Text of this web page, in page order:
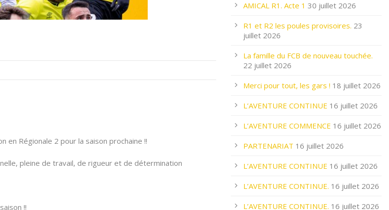
en Régionale 2 pour la saison prochaine !!
pleine de travail, de rigueur et de détermination
!!
AMICAL R1. Acte 1 30 juillet 2026
R1 et R2 les poules provisoires. 23
juillet 2026
La famille du FCB de nouveau touchée.
22 juillet 2026
Merci pour tout, les gars ! 18 juillet 2026
L’AVENTURE CONTINUE 16 juillet 2026
L’AVENTURE COMMENCE 16 juillet 2026
PARTENARIAT 16 juillet 2026
L’AVENTURE CONTINUE 16 juillet 2026
L’AVENTURE CONTINUE. 16 juillet 2026
L’AVENTURE CONTINUE. 16 juillet 2026